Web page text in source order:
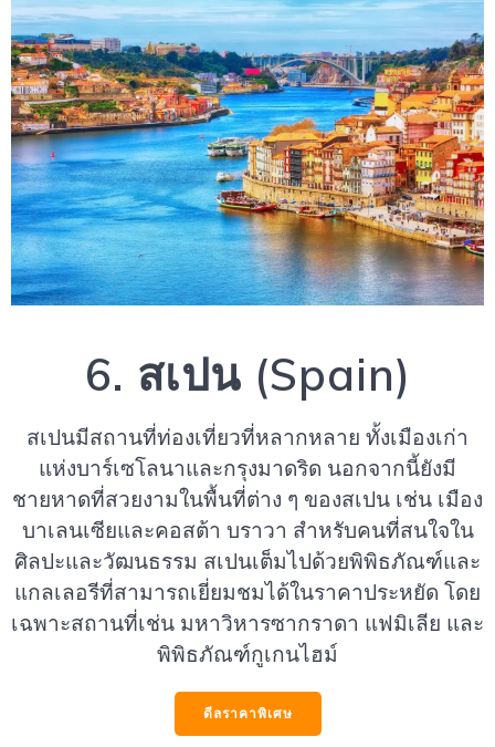
6. สเปน (Spain)
สเปนมีสถานที่ท่องเที่ยวที่หลากหลาย ทั้งเมืองเก่า
แห่งบาร์เซโลนาและกรุงมาดริด นอกจากนี้ยังมี
ชายหาดที่สวยงามในพื้นที่ต่าง ๆ ของสเปน เช่น เมือง
บาเลนเซียและคอสต้า บราวา สำหรับคนที่สนใจใน
ศิลปะและวัฒนธรรม สเปนเต็มไปด้วยพิพิธภัณฑ์และ
แกลเลอรีที่สามารถเยี่ยมชมได้ในราคาประหยัด โดย
เฉพาะสถานที่เช่น มหาวิหารซากราดา แฟมิเลีย และ
พิพิธภัณฑ์กูเกนไฮม์
ดีลราคาพิเศษ